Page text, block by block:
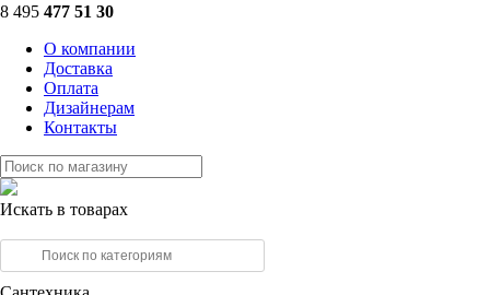
8 495 477 51 30
О компании
Доставка
Оплата
Дизайнерам
Контакты
Искать в товарах